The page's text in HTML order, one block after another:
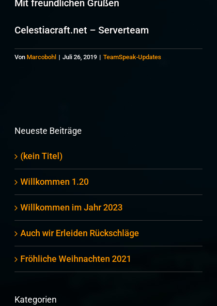
Mit freundlichen Grüßen
Celestiacraft.net – Serverteam
Von Marcobohl | Juli 26, 2019 | TeamSpeak-Updates
Neueste Beiträge
(kein Titel)
Willkommen 1.20
Willkommen im Jahr 2023
Auch wir Erleiden Rückschläge
Fröhliche Weihnachten 2021
Kategorien